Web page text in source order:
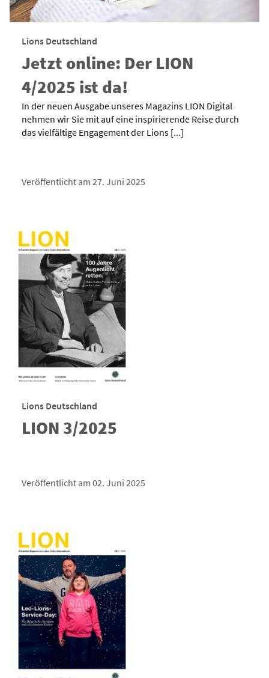
Lions Deutschland
Jetzt online: Der LION
4/2025 ist da!
In der neuen Ausgabe unseres Magazins LION Digital
nehmen wir Sie mit auf eine inspirierende Reise durch
das vielfältige Engagement der Lions [...]
Veröffentlicht am 27. Juni 2025
Lions Deutschland
LION 3/2025
Veröffentlicht am 02. Juni 2025